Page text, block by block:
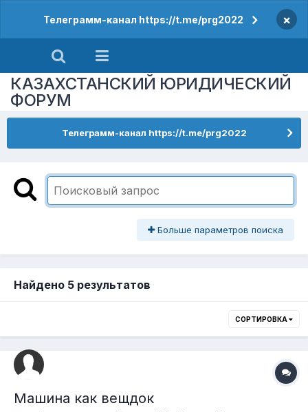
Телеграмм-канал https://t.me/prg2022 ×
КАЗАХСТАНСКИЙ ЮРИДИЧЕСКИЙ
ФОРУМ
Телеграмм-канал https://t.me/prg2022
Больше параметров поиска
Найдено 5 результатов
СОРТИРОВКА
Машина как вещдок